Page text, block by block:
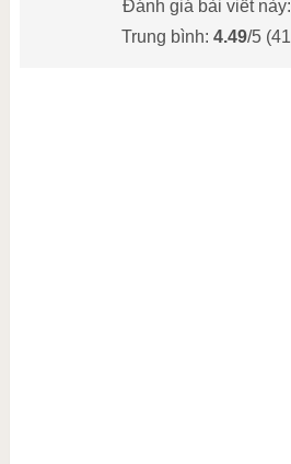
Đánh giá bài viết này:
Trung bình: 4.49/5 (41